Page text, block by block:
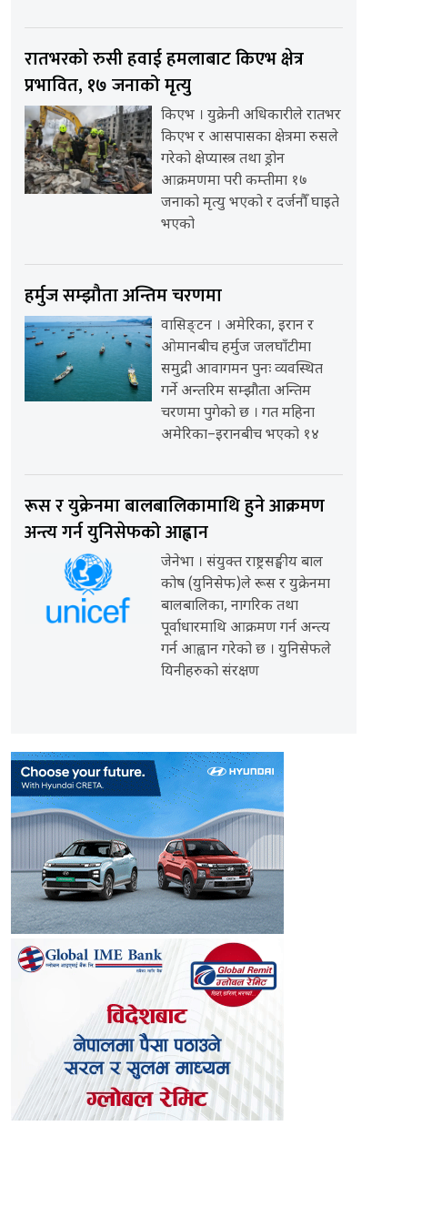
रातभरको रुसी हवाई हमलाबाट किएभ क्षेत्र
प्रभावित, १७ जनाको मृत्यु
किएभ । युक्रेनी अधिकारीले रातभर
किएभ र आसपासका क्षेत्रमा रुसले
गरेको क्षेप्यास्त्र तथा ड्रोन
आक्रमणमा परी कम्तीमा १७
जनाको मृत्यु भएको र दर्जनौँ घाइते
भएको
हर्मुज सम्झौता अन्तिम चरणमा
वासिङ्टन । अमेरिका, इरान र
ओमानबीच हर्मुज जलघाँटीमा
समुद्री आवागमन पुनः व्यवस्थित
गर्ने अन्तरिम सम्झौता अन्तिम
चरणमा पुगेको छ । गत महिना
अमेरिका–इरानबीच भएको १४
रूस र युक्रेनमा बालबालिकामाथि हुने आक्रमण
अन्त्य गर्न युनिसेफको आह्वान
जेनेभा । संयुक्त राष्ट्रसङ्घीय बाल
कोष (युनिसेफ)ले रूस र युक्रेनमा
बालबालिका, नागरिक तथा
पूर्वाधारमाथि आक्रमण गर्न अन्त्य
गर्न आह्वान गरेको छ । युनिसेफले
यिनीहरुको संरक्षण